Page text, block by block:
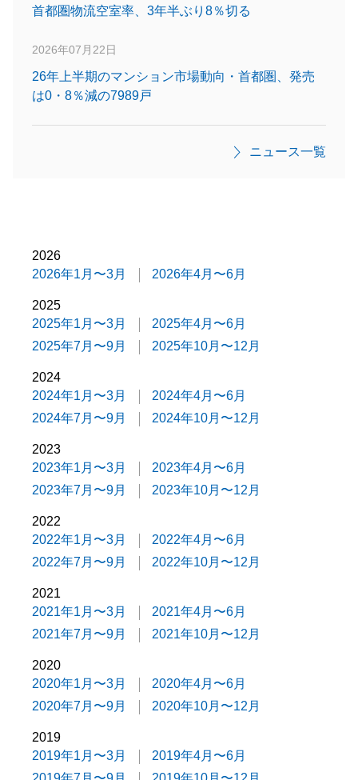
首都圏物流空室率、3年半ぶり8％切る
2026年07月22日
26年上半期のマンション市場動向・首都圏、発売
は0・8％減の7989戸
ニュース一覧
2026
2026年1月〜3月
2026年4月〜6月
2025
2025年1月〜3月
2025年4月〜6月
2025年7月〜9月
2025年10月〜12月
2024
2024年1月〜3月
2024年4月〜6月
2024年7月〜9月
2024年10月〜12月
2023
2023年1月〜3月
2023年4月〜6月
2023年7月〜9月
2023年10月〜12月
2022
2022年1月〜3月
2022年4月〜6月
2022年7月〜9月
2022年10月〜12月
2021
2021年1月〜3月
2021年4月〜6月
2021年7月〜9月
2021年10月〜12月
2020
2020年1月〜3月
2020年4月〜6月
2020年7月〜9月
2020年10月〜12月
2019
2019年1月〜3月
2019年4月〜6月